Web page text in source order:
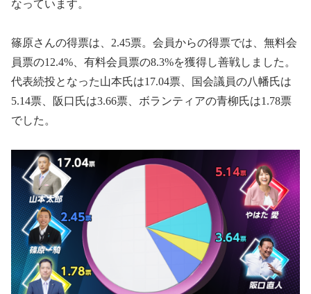
なっています。
篠原さんの得票は、2.45票。会員からの得票では、無料会
員票の12.4%、有料会員票の8.3%を獲得し善戦しました。
代表続投となった山本氏は17.04票、国会議員の八幡氏は
5.14票、阪口氏は3.66票、ボランティアの青柳氏は1.78票
でした。